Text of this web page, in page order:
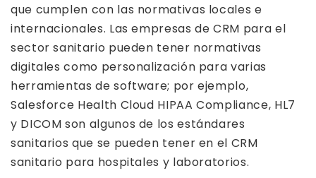
que cumplen con las normativas locales e
internacionales. Las empresas de CRM para el
sector sanitario pueden tener normativas
digitales como personalización para varias
herramientas de software; por ejemplo,
Salesforce Health Cloud HIPAA Compliance, HL7
y DICOM son algunos de los estándares
sanitarios que se pueden tener en el CRM
sanitario para hospitales y laboratorios.